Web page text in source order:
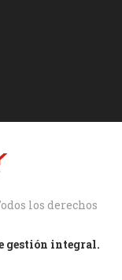
los derechos
gestión integral.